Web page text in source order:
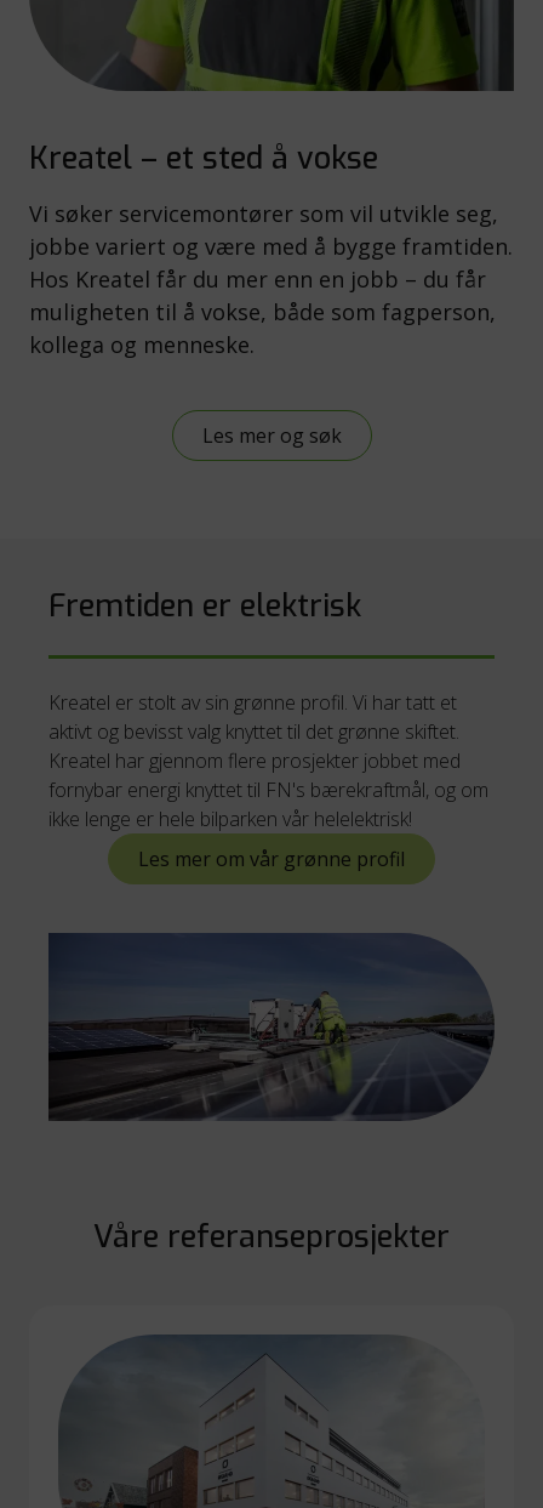
Kreatel – et sted å vokse
Vi søker servicemontører som vil utvikle seg,
jobbe variert og være med å bygge framtiden.
Hos Kreatel får du mer enn en jobb – du får
muligheten til å vokse, både som fagperson,
kollega og menneske.
Les mer og søk
Fremtiden er elektrisk
Kreatel er stolt av sin grønne profil. Vi har tatt et
aktivt og bevisst valg knyttet til det grønne skiftet.
Kreatel har gjennom flere prosjekter jobbet med
fornybar energi knyttet til FN's bærekraftmål, og om
ikke lenge er hele bilparken vår helelektrisk!
Les mer om vår grønne profil
Våre referanseprosjekter